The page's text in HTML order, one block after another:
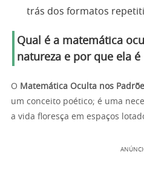
trás dos formatos
Qual é a matemática
natureza e por que ela
O Matemática Oculta nos
um conceito poético; é uma
a vida floresça em espaços